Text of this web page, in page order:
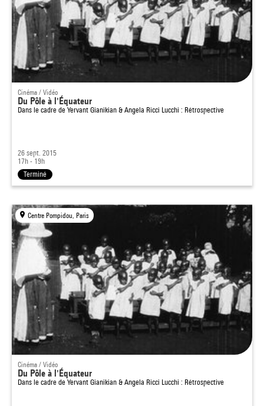
Cinéma / Vidéo
Du Pôle à l'Équateur
Dans le cadre de Yervant Gianikian & Angela Ricci Lucchi : Rétrospective
26 sept. 2015
17h - 19h
Terminé
Centre Pompidou, Paris
Cinéma / Vidéo
Du Pôle à l'Équateur
Dans le cadre de Yervant Gianikian & Angela Ricci Lucchi : Rétrospective